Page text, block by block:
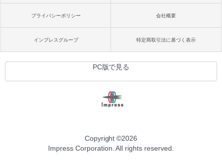
プライバシーポリシー 会社概要
インプレスグループ 特定商取引法に基づく表示
PC版で見る
Copyright ©2026
Impress Corporation. All rights reserved.